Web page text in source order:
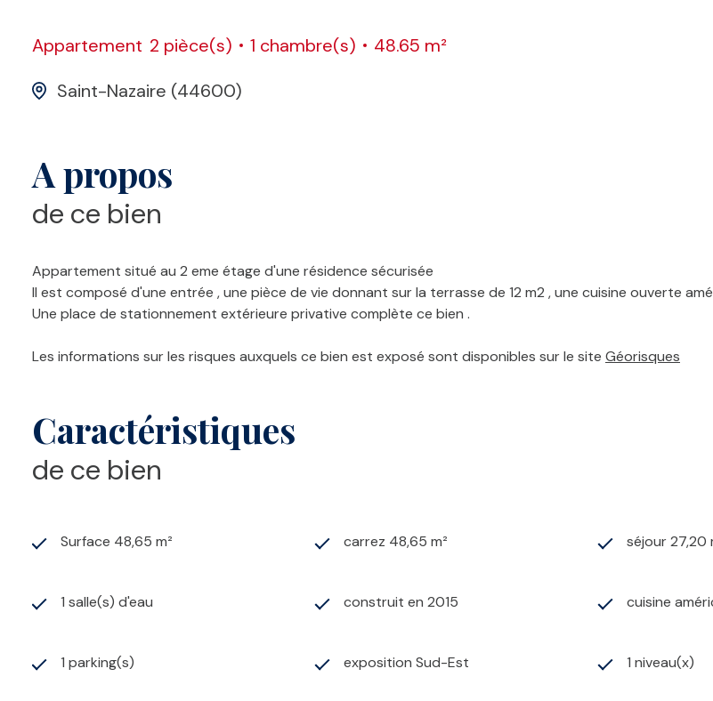
Appartement 2 pièce(s) 1 chambre(s)
48.65 m²
Saint-Nazaire (44600)
A propos
de ce bien
Appartement situé au 2 eme étage d'une résidence sécurisée
Il est composé d'une entrée , une pièce de vie donnant sur la terrasse de 12 m2 , une cuisine ouverte
Une place de stationnement extérieure privative complète ce bien .
Les informations sur les risques auxquels ce bien est exposé sont disponibles sur le site Géorisques
Caractéristiques
de ce bien
Surface 48,65 m² carrez 48,65 m² séjour 27,20
1 salle(s) d'eau construit en 2015 cuisine
1 parking(s) exposition Sud-Est 1 niveau(x)